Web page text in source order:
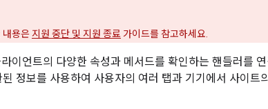
내용은지원 중단 및 지원 종료 가이드를 참고하세요.
이언트의 다양한 속성과 메서드를 확인하는 핸들러를
정보를 사용하여 사용자의 여러 탭과 기기에서 사이트